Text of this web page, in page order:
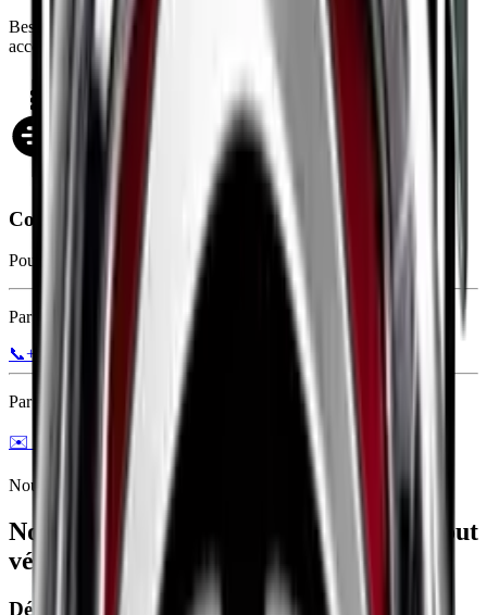
Besoin d'aide ? Notre équipe est disponible jour et nuit pour vous
accompagner rapidement.
Contactez-nous
Pour un devis ou toute question
Par téléphone
📞+33 7 53 90 38 69
Par mail
✉️ Envoyer un email
Nous sommes là pour vous aider à tout moment
Nos services de Dépannage Crevaison tout
véhicules
Dépannage Crevaison